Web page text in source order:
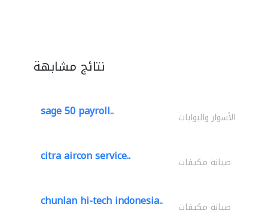
نتائج مشابهة
sage 50 payroll.. الأسوار والبوابات
citra aircon service.. صيانة مكيفات
chunlan hi-tech indonesia.. صيانة مكيفات